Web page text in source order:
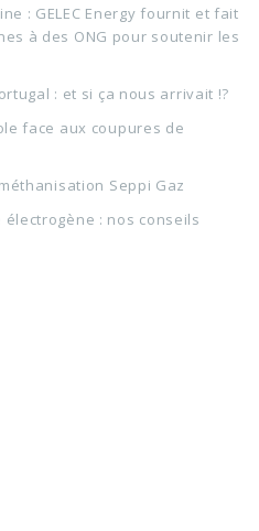
: GELEC Energy fournit et fait
à des ONG pour soutenir les
: et si ça nous arrivait !?
face aux coupures de
Seppi Gaz
: nos conseils